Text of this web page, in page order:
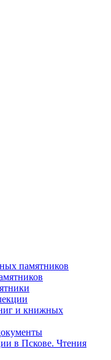
памятников
и книжных
в Пскове. Чтения